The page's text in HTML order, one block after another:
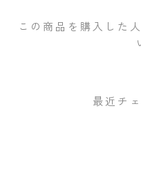
この商品を購入した
最近チ